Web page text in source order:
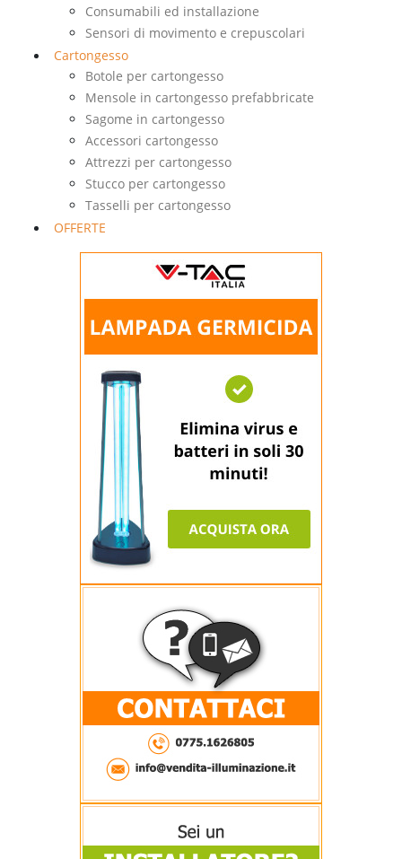
Consumabili ed installazione
Sensori di movimento e crepuscolari
Cartongesso
Botole per cartongesso
Mensole in cartongesso prefabbricate
Sagome in cartongesso
Accessori cartongesso
Attrezzi per cartongesso
Stucco per cartongesso
Tasselli per cartongesso
OFFERTE